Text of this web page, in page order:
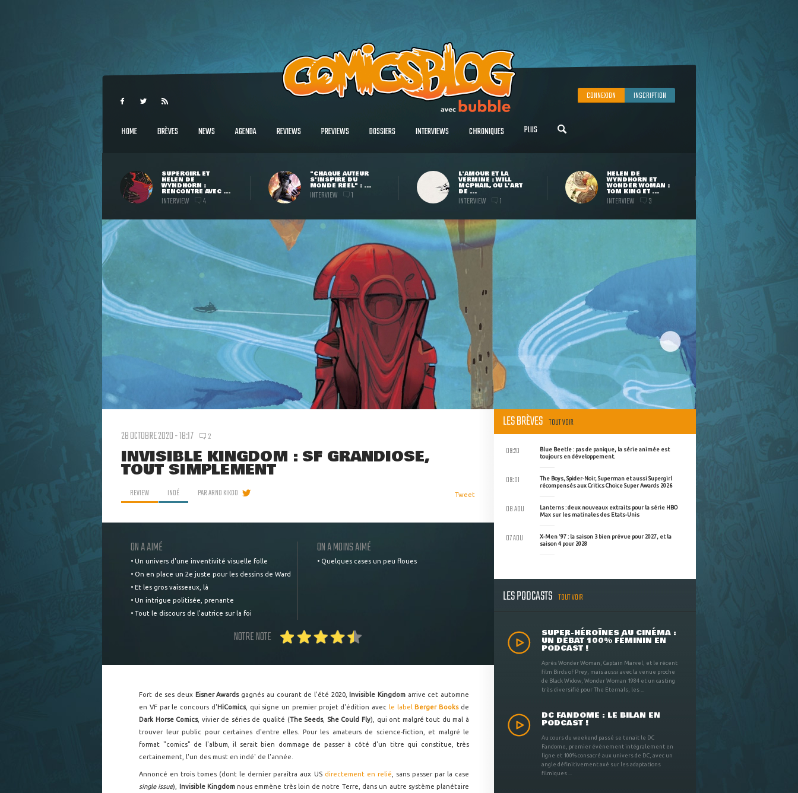
CONNEXION INSCRIPTION
HOME BRÈVES NEWS AGENDA REVIEWS PREVIEWS DOSSIERS INTERVIEWS CHRONIQUES PLUS
SUPERGIRL ET
HELEN DE
WYNDHORN :
RENCONTRE AVEC ...
INTERVIEW 4
"CHAQUE AUTEUR
S'INSPIRE DU
MONDE RÉEL" : ...
INTERVIEW 1
L'AMOUR ET LA
VERMINE : WILL
MCPHAIL, OU L'ART
DE ...
INTERVIEW 1
HELEN DE
WYNDHORN ET
WONDER WOMAN :
TOM KING ET ...
INTERVIEW 3
28 OCTOBRE 2020 - 18:17 2
INVISIBLE KINGDOM : SF GRANDIOSE,
TOUT SIMPLEMENT
REVIEW INDÉ PARARNO KIKOO Tweet
ON A AIMÉ
• Un univers d'une inventivité visuelle folle
• On en place un 2e juste pour les dessins de Ward
• Et les gros vaisseaux, là
• Un intrigue politisée, prenante
• Tout le discours de l'autrice sur la foi
ON A MOINS AIMÉ
• Quelques cases un peu floues
NOTRE NOTE
Fort de ses deux Eisner Awards gagnés au courant de l'été 2020, Invisible Kingdom arrive cet automne
en VF par le concours d'HiComics, qui signe un premier projet d'édition avec le labelBerger Books de
Dark Horse Comics, vivier de séries de qualité (The Seeds, She Could Fly), qui ont malgré tout du mal à
trouver leur public pour certaines d'entre elles. Pour les amateurs de science-fiction, et malgré le
format "comics" de l'album, il serait bien dommage de passer à côté d'un titre qui constitue, très
certainement, l'un des must en indé' de l'année.
Annoncé en trois tomes (dont le dernier paraîtra aux US directement en relié , sans passer par la case
single issue), Invisible Kingdomnous emmène très loin de notre Terre, dans un autre système planétaire
LES BRÈVES TOUT VOIR
Blue Beetle : pas de panique, la série animée est
toujours en développement.
09:20
The Boys, Spider-Noir, Superman et aussi Supergirl
récompensés aux Critics Choice Super Awards 2026
09:01
Lanterns : deux nouveaux extraits pour la série HBO
Max sur les matinales des Etats-Unis
08 AOU
X-Men '97 : la saison 3 bien prévue pour 2027, et la
saison 4 pour 2028
07 AOU
LES PODCASTS TOUT VOIR
SUPER-HÉROÏNES AU CINÉMA :
UN DÉBAT 100% FÉMININ EN
PODCAST !
Après Wonder Woman, Captain Marvel, et le récent
film Birds of Prey, mais aussi avec la venue proche
de Black Widow, Wonder Woman 1984 et un casting
très diversifié pour The Eternals, les ...
DC FANDOME : LE BILAN EN
PODCAST !
Au cours du weekend passé se tenait le DC
Fandome, premier évènement intégralement en
ligne et 100% consacré aux univers de DC, avec un
angle définitivement axé sur les adaptations
filmiques ...